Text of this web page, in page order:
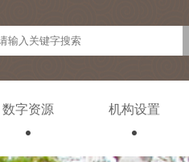
数字资源 机构设置